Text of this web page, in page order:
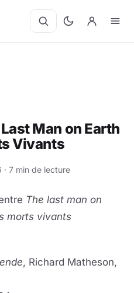
Man on Earth
Vivants
· 7 min de lecture
The last man on
morts vivants
, Richard Matheson,